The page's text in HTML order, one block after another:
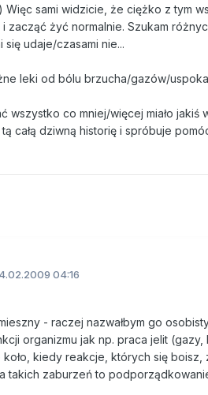
Więc sami widzicie, że ciężko z tym
i zacząć żyć normalnie. Szukam
się udaje/czasami nie...
leki od bólu brzucha/gazów/
wszystko co mniej/więcej miało jakiś
całą dziwną historię i spróbuje
04:16
- raczej nazwałbym go
organizmu jak np. praca jelit
koło, kiedy reakcje, których się
takich zaburzeń to